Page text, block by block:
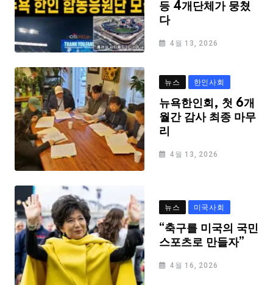
등 4개단체가 뭉쳤
다
4월 13, 2026
뉴스 한인사회
뉴욕한인회, 첫 6개
월간 감사 최종 마무
리
4월 13, 2026
뉴스 미국사회
“축구를 미국의 국민
스포츠로 만들자”
4월 16, 2026